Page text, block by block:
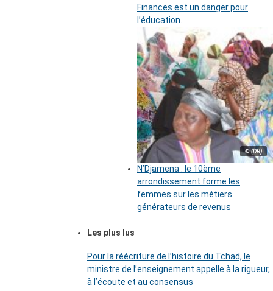
Finances est un danger pour
l’éducation.
© (DR)
N’Djamena : le 10ème
arrondissement forme les
femmes sur les métiers
générateurs de revenus
Les plus lus
Pour la réécriture de l’histoire du Tchad, le
ministre de l’enseignement appelle à la rigueur,
à l’écoute et au consensus